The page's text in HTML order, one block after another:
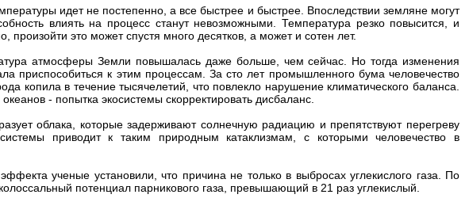
идет не постепенно, а все быстрее и быстрее. Впоследствии земляне могут
влиять на процесс станут невозможными. Температура резко повысится, и
произойти это может спустя много десятков, а может и сотен лет.
атмосферы Земли повышалась даже больше, чем сейчас. Но тогда изменения
приспособиться к этим процессам. За сто лет промышленного бума человечество
копила в течение тысячелетий, что повлекло нарушение климатического баланса.
- попытка экосистемы скорректировать дисбаланс.
облака, которые задерживают солнечную радиацию и препятствуют перегреву
приводит к таким природным катаклизмам, с которыми человечество в
ученые установили, что причина не только в выбросах углекислого газа. По
потенциал парникового газа, превышающий в 21 раз углекислый.